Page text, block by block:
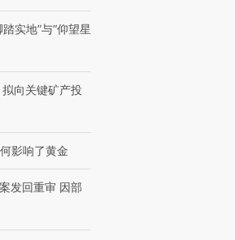
实地”与“仰望星
向关键矿产投
影响了黄金
发回重审 因部